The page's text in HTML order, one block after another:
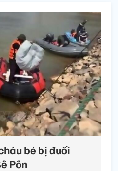
bé bị đuối
Pôn